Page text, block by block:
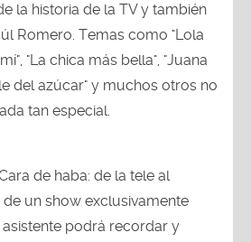
la historia de la TV y también
Romero. Temas como "Lola
"La chica más bella", "Juana
del azúcar" y muchos otros no
tan especial.
de haba: de la tele al
un show exclusivamente
podrá recordar y